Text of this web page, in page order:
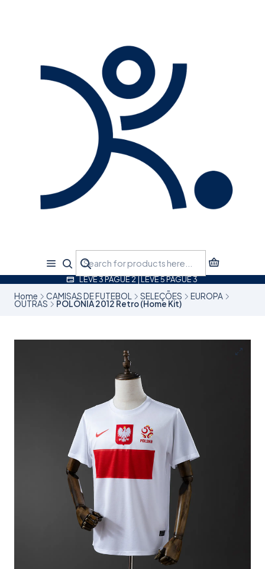
LEVE 3 PAGUE 2 | LEVE 5 PAGUE 3
Home CAMISAS DE FUTEBOL SELEÇÕES EUROPA
OUTRAS POLÓNIA 2012 Retro (Home Kit)